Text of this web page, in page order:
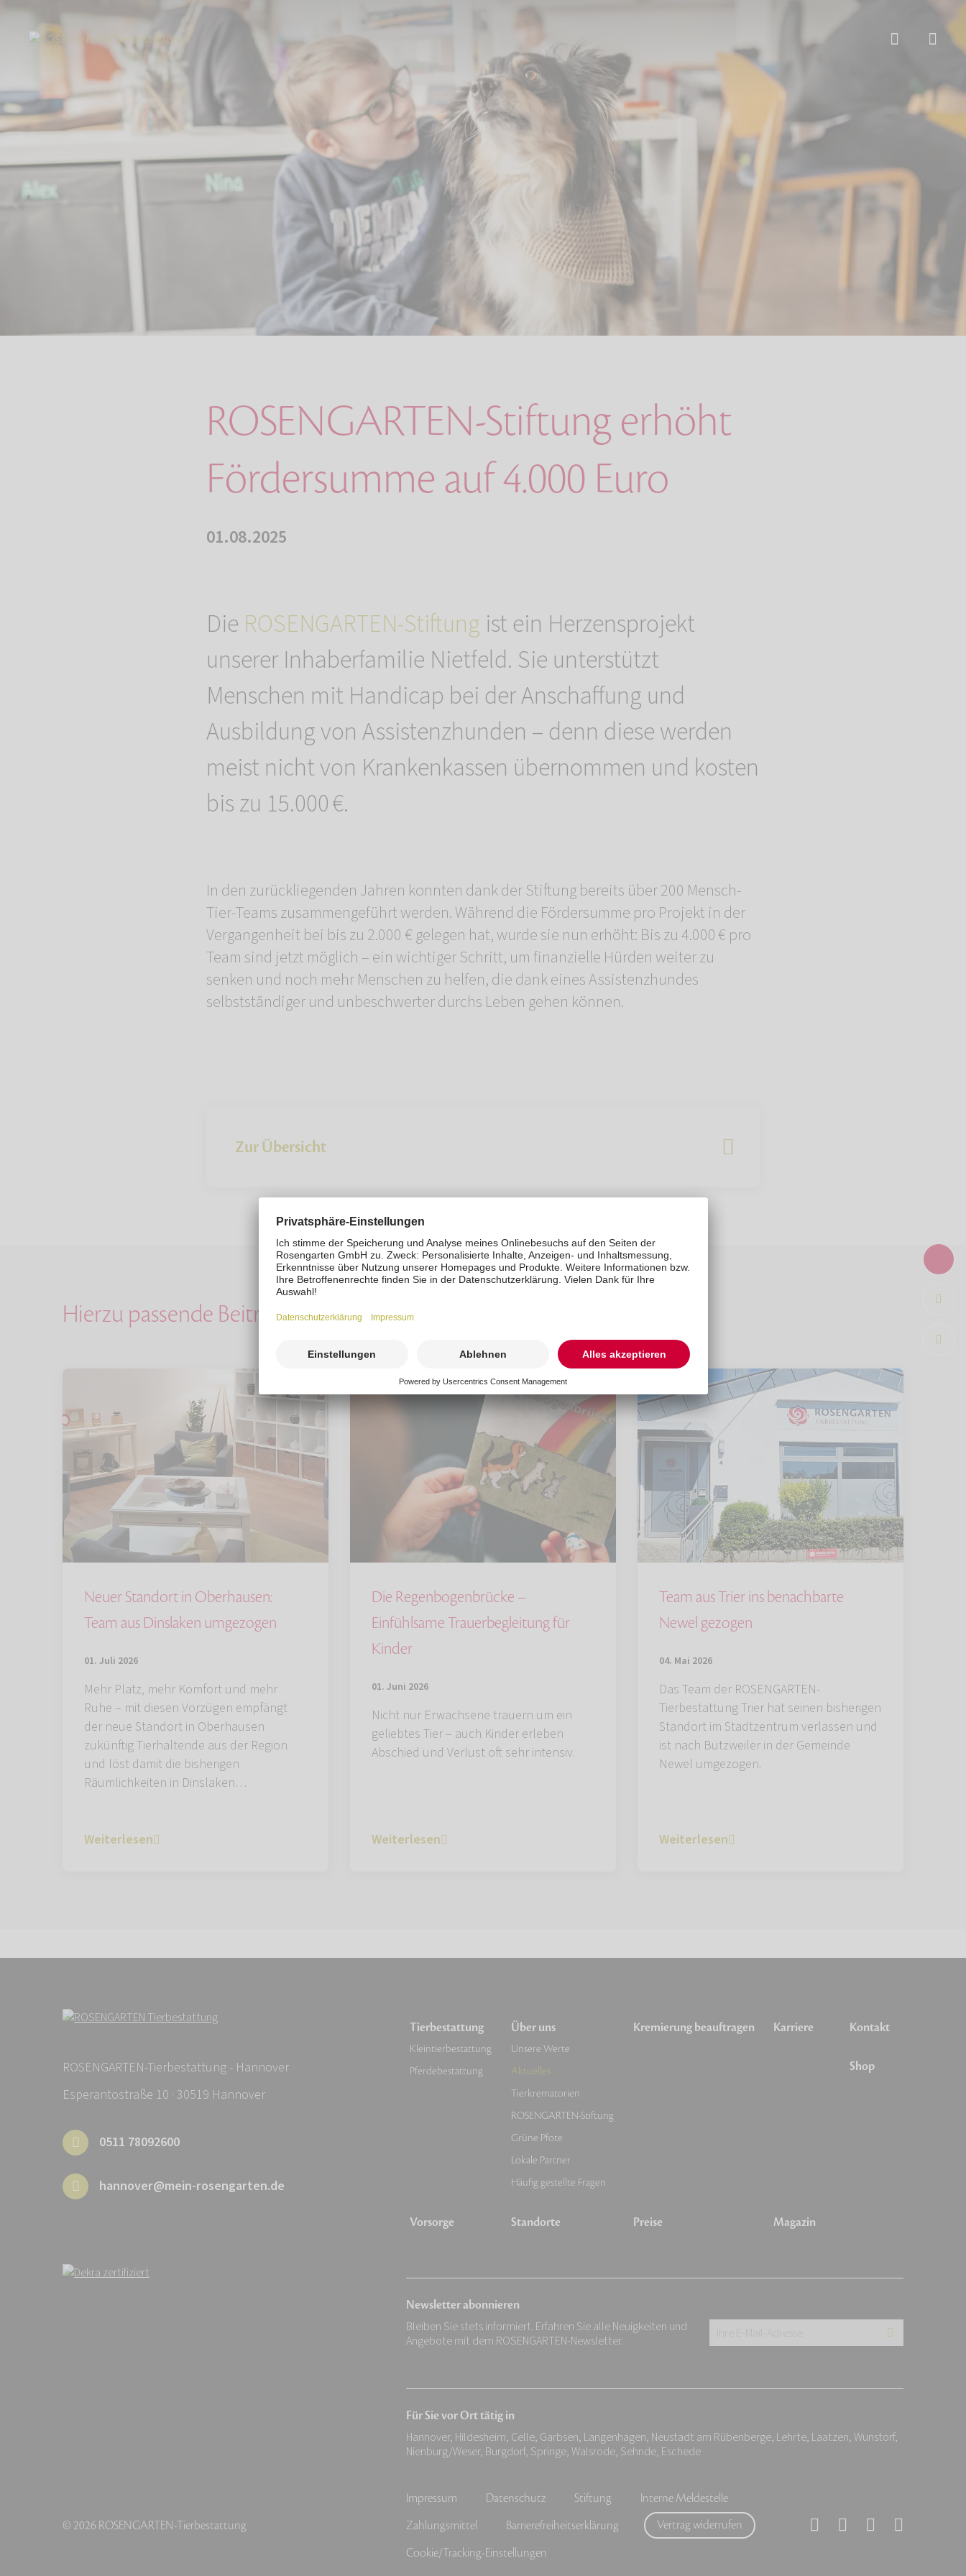
Start ROSENGARTEN-Stiftung erhöht Fördersumme auf 4.000 Euro
ROSENGARTEN-Stiftung erhöht
Fördersumme auf 4.000 Euro
01.08.2025
Die ROSENGARTEN-Stiftung ist ein Herzensprojekt
unserer Inhaberfamilie Nietfeld. Sie unterstützt
Menschen mit Handicap bei der Anschaffung und
Ausbildung von Assistenzhunden – denn diese werden
meist nicht von Krankenkassen übernommen und kosten
bis zu 15.000 €.
In den zurückliegenden Jahren konnten dank der Stiftung bereits über 200 Mensch-
Tier-Teams zusammengeführt werden. Während die Fördersumme pro Projekt in der
Vergangenheit bei bis zu 2.000 € gelegen hat, wurde sie nun erhöht: Bis zu 4.000 € pro
Team sind jetzt möglich – ein wichtiger Schritt, um finanzielle Hürden weiter zu
senken und noch mehr Menschen zu helfen, die dank eines Assistenzhundes
selbstständiger und unbeschwerter durchs Leben gehen können.
Zur Übersicht
Hierzu passende Beiträge
Neuer Standort in Oberhausen:
Team aus Dinslaken umgezogen
01. Juli 2026
Mehr Platz, mehr Komfort und mehr
Ruhe – mit diesen Vorzügen empfängt
der neue Standort in Oberhausen
zukünftig Tierhaltende aus der Region
und löst damit die bisherigen
Räumlichkeiten in Dinslaken…
Weiterlesen
Die Regenbogenbrücke –
Einfühlsame Trauerbegleitung für
Kinder
01. Juni 2026
Nicht nur Erwachsene trauern um ein
geliebtes Tier – auch Kinder erleben
Abschied und Verlust oft sehr intensiv.
Weiterlesen
Team aus Trier ins benachbarte
Newel gezogen
04. Mai 2026
Das Team der ROSENGARTEN-
Tierbestattung Trier hat seinen bisherigen
Standort im Stadtzentrum verlassen und
ist nach Butzweiler in der Gemeinde
Newel umgezogen.
Weiterlesen
ROSENGARTEN-Tierbestattung - Hannover
Esperantostraße 10 · 30519 Hannover
0511 78092600
hannover@mein-rosengarten.de
Tierbestattung
Kleintierbestattung
Pferdebestattung
Vorsorge
Über uns
Unsere Werte
Aktuelles
Tierkrematorien
ROSENGARTEN-Stiftung
Grüne Pfote
Lokale Partner
Häufig gestellte Fragen
Standorte
Kremierung beauftragen
Preise
Karriere
Magazin
Kontakt
Shop
Newsletter abonnieren
Bleiben Sie stets informiert. Erfahren Sie alle Neuigkeiten und
Angebote mit dem ROSENGARTEN-Newsletter.
E-
Für Sie vor Ort tätig in
Hannover, Hildesheim, Celle, Garbsen, Langenhagen, Neustadt am Rübenberge, Lehrte, Laatzen, Wunstorf,
Nienburg/Weser, Burgdorf, Springe, Walsrode, Sehnde, Eschede
Impressum Datenschutz Stiftung
Interne Meldestelle
Zahlungsmittel
Barrierefreiheitserklärung
Vertrag widerrufen
Cookie/Tracking-Einstellungen
© 2026 ROSENGARTEN-Tierbestattung